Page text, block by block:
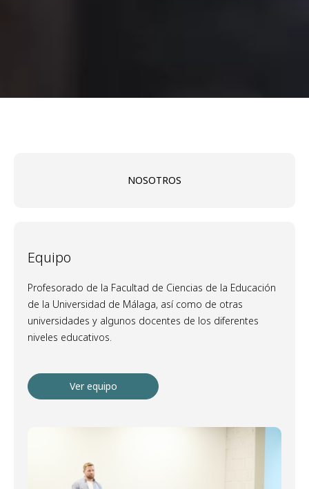
NOSOTROS
Equipo
Profesorado de la Facultad de Ciencias de la Educación
de la Universidad de Málaga, así como de otras
universidades y algunos docentes de los diferentes
niveles educativos.
Ver equipo